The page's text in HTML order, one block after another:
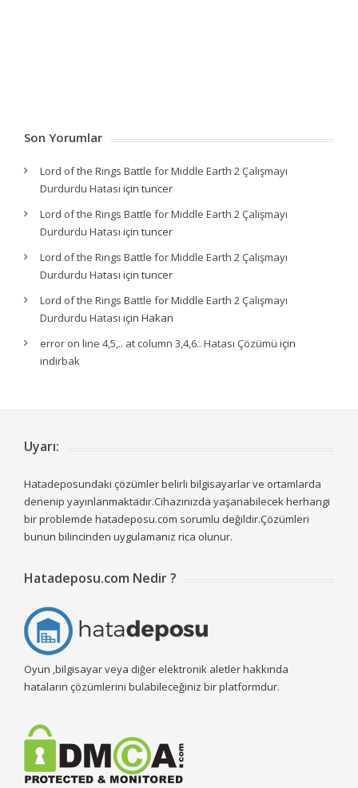
Son Yorumlar
Lord of the Rings Battle for Middle Earth 2 Çalışmayı
Durdurdu Hatası için tuncer
Lord of the Rings Battle for Middle Earth 2 Çalışmayı
Durdurdu Hatası için tuncer
Lord of the Rings Battle for Middle Earth 2 Çalışmayı
Durdurdu Hatası için tuncer
Lord of the Rings Battle for Middle Earth 2 Çalışmayı
Durdurdu Hatası için Hakan
error on line 4,5,.. at column 3,4,6.. Hatası Çözümü için
indirbak
Uyarı:
Hatadeposundaki çözümler belirli bilgisayarlar ve ortamlarda
denenip yayınlanmaktadır.Cihazınızda yaşanabilecek herhangi
bir problemde hatadeposu.com sorumlu değildir.Çözümleri
bunun bilincinden uygulamanız rica olunur.
Hatadeposu.com Nedir ?
Oyun ,bilgisayar veya diğer elektronik aletler hakkında
hataların çözümlerini bulabileceğiniz bir platformdur.